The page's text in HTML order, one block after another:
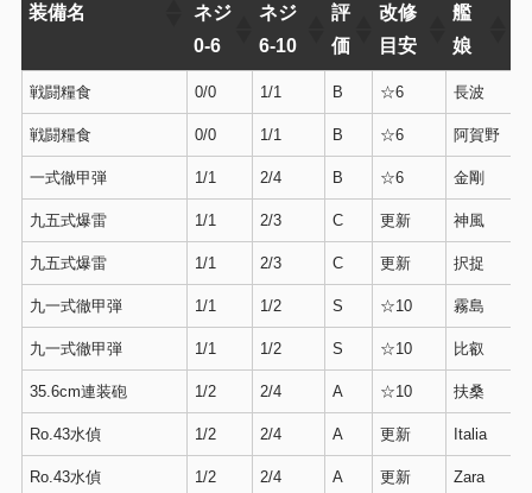
装備名
ネジ
0-6
ネジ
6-10
評
価
改修
目安
艦
娘
戦闘糧食 0/0 1/1 B ☆6 長波
戦闘糧食 0/0 1/1 B ☆6 阿賀野
一式徹甲弾 1/1 2/4 B ☆6 金剛
九五式爆雷 1/1 2/3 C 更新 神風
九五式爆雷 1/1 2/3 C 更新 択捉
九一式徹甲弾 1/1 1/2 S ☆10 霧島
九一式徹甲弾 1/1 1/2 S ☆10 比叡
35.6cm連装砲 1/2 2/4 A ☆10 扶桑
Ro.43水偵 1/2 2/4 A 更新 Italia
Ro.43水偵 1/2 2/4 A 更新
Zara